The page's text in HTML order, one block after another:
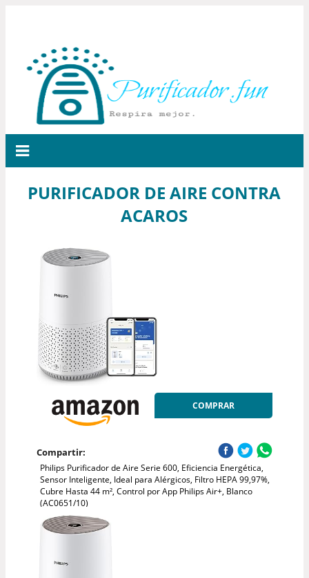
PURIFICADOR DE AIRE CONTRA
ACAROS
COMPRAR
Compartir:
Philips Purificador de Aire Serie 600, Eficiencia Energética,
Sensor Inteligente, Ideal para Alérgicos, Filtro HEPA 99,97%,
Cubre Hasta 44 m², Control por App Philips Air+, Blanco
(AC0651/10)